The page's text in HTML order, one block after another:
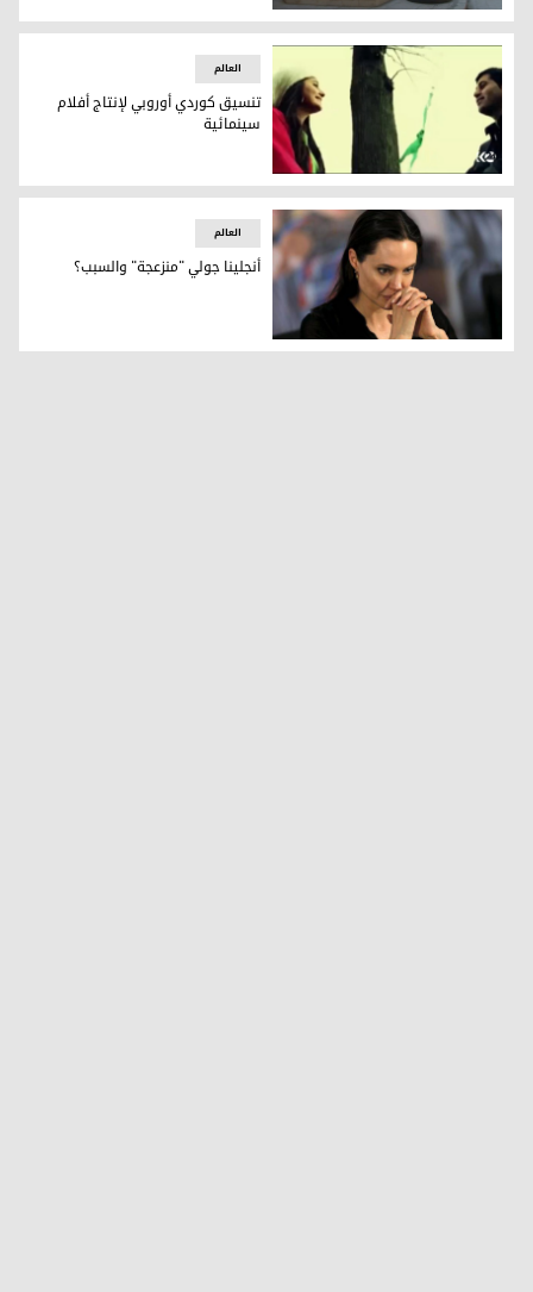
58 عاما على حريق عامودا.. جرح لا يلتئم ومجرم مجهول
تنسيق كوردي أوروبي لإنتاج أفلام سينمائية
العالم
تنسيق كوردي أوروبي لإنتاج أفلام
سينمائية
أنجلينا جولي "منزعجة" والسبب؟
العالم
أنجلينا جولي "منزعجة" والسبب؟